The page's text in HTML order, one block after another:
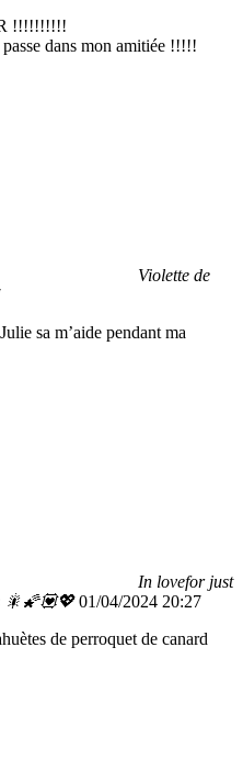
!!!!!!!!!!
dans mon amitiée !!!!!
Violette de
sa m’aide pendant ma
In lovefor just
🎇🌠💟💖 01/04/2024 20:27
de perroquet de canard